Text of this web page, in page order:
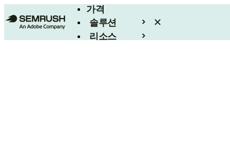
가격
솔루션
리소스